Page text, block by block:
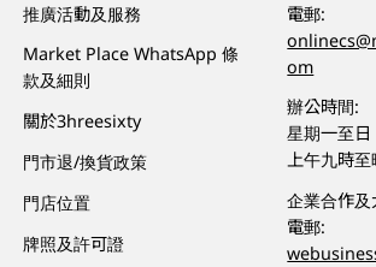
推廣活動及服務
Market Place WhatsApp 條
款及細則
關於3hreesixty
門市退/換貨政策
門店位置
牌照及許可證
電郵:
om
辦公時間:
星期一至日
上午九時
企業合作
電郵: